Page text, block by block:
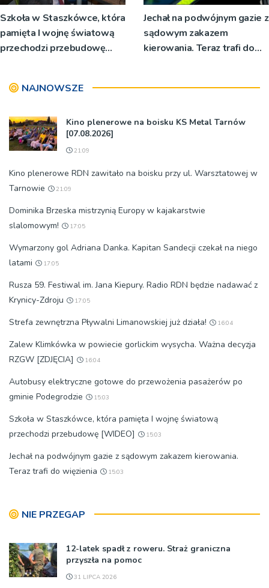
Szkoła w Staszkówce, która
pamięta I wojnę światową
przechodzi przebudowę
Jechał na podwójnym gazie z
sądowym zakazem
kierowania. Teraz trafi do
NAJNOWSZE
Kino plenerowe na boisku KS Metal Tarnów
[07.08.2026]
21:09
Kino plenerowe RDN zawitało na boisku przy ul. Warsztatowej w
Tarnowie
21:09
Dominika Brzeska mistrzynią Europy w kajakarstwie
slalomowym!
17:05
Wymarzony gol Adriana Danka. Kapitan Sandecji czekał na niego
latami
17:05
Rusza 59. Festiwal im. Jana Kiepury. Radio RDN będzie nadawać z
Krynicy-Zdroju
17:05
Strefa zewnętrzna Pływalni Limanowskiej już działa! 16:04
Zalew Klimkówka w powiecie gorlickim wysycha. Ważna decyzja
RZGW [ZDJĘCIA]
16:04
Autobusy elektryczne gotowe do przewożenia pasażerów po
gminie Podegrodzie
15:03
Szkoła w Staszkówce, która pamięta I wojnę światową
przechodzi przebudowę [WIDEO]
15:03
Jechał na podwójnym gazie z sądowym zakazem kierowania.
Teraz trafi do więzienia
15:03
NIE PRZEGAP
12-latek spadł z roweru. Straż graniczna
przyszła na pomoc
31 LIPCA 2026